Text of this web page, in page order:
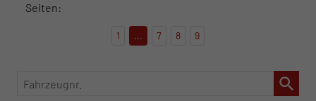
Seiten:
1 ... 7 8 9
Fahrzeugnr.